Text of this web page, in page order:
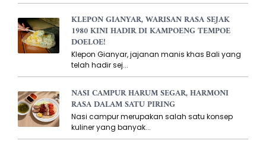
KLEPON GIANYAR, WARISAN RASA SEJAK
1980 KINI HADIR DI KAMPOENG TEMPOE
DOELOE!
Klepon Gianyar, jajanan manis khas Bali yang
telah hadir sej...
NASI CAMPUR HARUM SEGAR, HARMONI
RASA DALAM SATU PIRING
Nasi campur merupakan salah satu konsep
kuliner yang banyak...